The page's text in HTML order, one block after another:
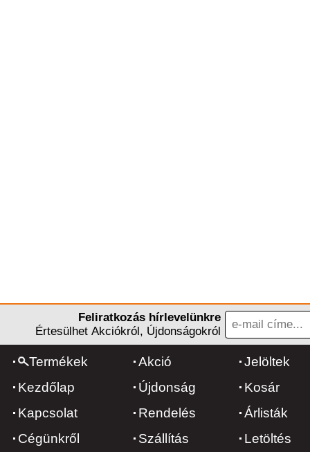
Feliratkozás hírlevelünkre
Értesülhet Akciókról, Újdonságokról
Termékek
Kezdőlap
Kapcsolat
Cégünkről
Akció
Újdonság
Rendelés
Szállítás
Jelöltek
Kosár
Árlisták
Letöltés